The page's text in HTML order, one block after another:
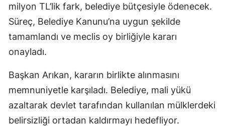
milyon TL’lik fark, belediye bütçesiyle ödenecek.
Süreç, Belediye Kanunu’na uygun şekilde
tamamlandı ve meclis oy birliğiyle kararı
onayladı.
Başkan Arıkan, kararın birlikte alınmasını
memnuniyetle karşıladı. Belediye, mali yükü
azaltarak devlet tarafından kullanılan mülklerdeki
belirsizliği ortadan kaldırmayı hedefliyor.